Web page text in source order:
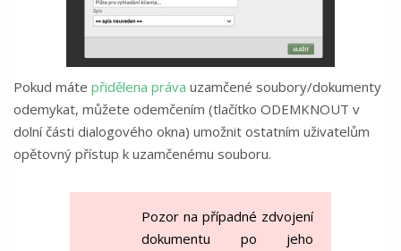
Pokud máte přidělena práva uzamčené soubory/dokumenty
odemykat, můžete odemčením (tlačítko ODEMKNOUT v
dolní části dialogového okna) umožnit ostatním uživatelům
opětovný přístup k uzamčenému souboru.
Pozor na případné zdvojení
dokumentu po jeho